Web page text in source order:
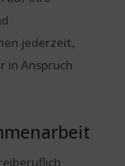
jederzeit,
in Anspruch